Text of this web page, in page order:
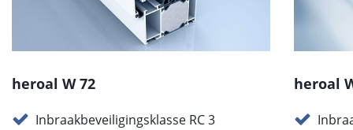
heroal W 72
Inbraakbeveiligingsklasse RC 3
heroal